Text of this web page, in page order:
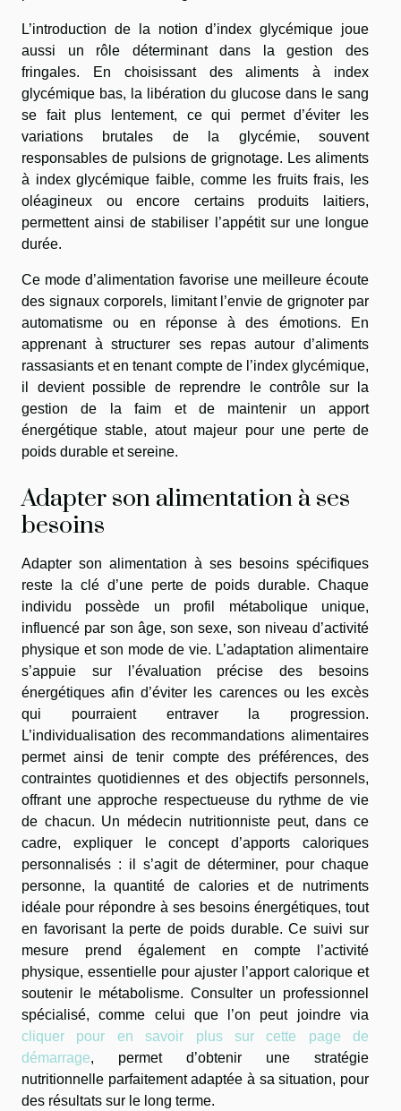
L’introduction de la notion d’index glycémique joue
aussi un rôle déterminant dans la gestion des
fringales. En choisissant des aliments à index
glycémique bas, la libération du glucose dans le sang
se fait plus lentement, ce qui permet d’éviter les
variations brutales de la glycémie, souvent
responsables de pulsions de grignotage. Les aliments
à index glycémique faible, comme les fruits frais, les
oléagineux ou encore certains produits laitiers,
permettent ainsi de stabiliser l’appétit sur une longue
durée.
Ce mode d’alimentation favorise une meilleure écoute
des signaux corporels, limitant l’envie de grignoter par
automatisme ou en réponse à des émotions. En
apprenant à structurer ses repas autour d’aliments
rassasiants et en tenant compte de l’index glycémique,
il devient possible de reprendre le contrôle sur la
gestion de la faim et de maintenir un apport
énergétique stable, atout majeur pour une perte de
poids durable et sereine.
Adapter son alimentation à ses
besoins
Adapter son alimentation à ses besoins spécifiques
reste la clé d’une perte de poids durable. Chaque
individu possède un profil métabolique unique,
influencé par son âge, son sexe, son niveau d’activité
physique et son mode de vie. L’adaptation alimentaire
s’appuie sur l’évaluation précise des besoins
énergétiques afin d’éviter les carences ou les excès
qui pourraient entraver la progression.
L’individualisation des recommandations alimentaires
permet ainsi de tenir compte des préférences, des
contraintes quotidiennes et des objectifs personnels,
offrant une approche respectueuse du rythme de vie
de chacun. Un médecin nutritionniste peut, dans ce
cadre, expliquer le concept d’apports caloriques
personnalisés : il s’agit de déterminer, pour chaque
personne, la quantité de calories et de nutriments
idéale pour répondre à ses besoins énergétiques, tout
en favorisant la perte de poids durable. Ce suivi sur
mesure prend également en compte l’activité
physique, essentielle pour ajuster l’apport calorique et
soutenir le métabolisme. Consulter un professionnel
spécialisé, comme celui que l’on peut joindre via
cliquer pour en savoir plus sur cette page de
démarrage, permet d’obtenir une stratégie
nutritionnelle parfaitement adaptée à sa situation, pour
des résultats sur le long terme.